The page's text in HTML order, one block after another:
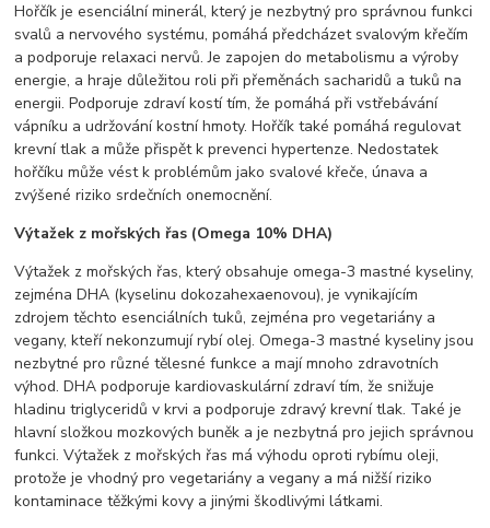
Hořčík je esenciální minerál, který je nezbytný pro správnou funkci
svalů a nervového systému, pomáhá předcházet svalovým křečím
a podporuje relaxaci nervů. Je zapojen do metabolismu a výroby
energie, a hraje důležitou roli při přeměnách sacharidů a tuků na
energii. Podporuje zdraví kostí tím, že pomáhá při vstřebávání
vápníku a udržování kostní hmoty. Hořčík také pomáhá regulovat
krevní tlak a může přispět k prevenci hypertenze. Nedostatek
hořčíku může vést k problémům jako svalové křeče, únava a
zvýšené riziko srdečních onemocnění.
Výtažek z mořských řas (Omega 10% DHA)
Výtažek z mořských řas, který obsahuje omega-3 mastné kyseliny,
zejména DHA (kyselinu dokozahexaenovou), je vynikajícím
zdrojem těchto esenciálních tuků, zejména pro vegetariány a
vegany, kteří nekonzumují rybí olej. Omega-3 mastné kyseliny jsou
nezbytné pro různé tělesné funkce a mají mnoho zdravotních
výhod. DHA podporuje kardiovaskulární zdraví tím, že snižuje
hladinu triglyceridů v krvi a podporuje zdravý krevní tlak. Také je
hlavní složkou mozkových buněk a je nezbytná pro jejich správnou
funkci. Výtažek z mořských řas má výhodu oproti rybímu oleji,
protože je vhodný pro vegetariány a vegany a má nižší riziko
kontaminace těžkými kovy a jinými škodlivými látkami.